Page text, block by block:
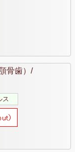
骨歯）/
ス